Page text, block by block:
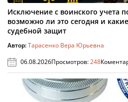
Исключение с воинского учета
возможно ли это сегодня и
судебной защит
Автор:Тарасенко Вера Юрьевна
06.08.2026Просмотров:248